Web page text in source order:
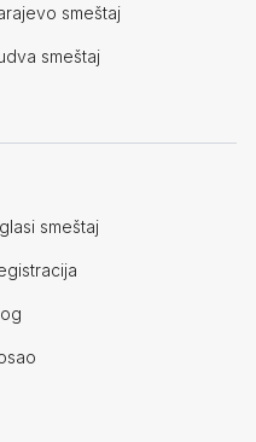
smeštaj
smeštaj
smeštaj